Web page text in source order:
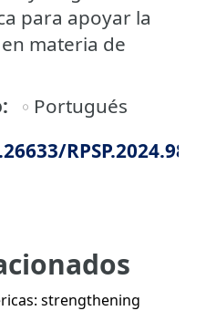
para apoyar la
materia de
Portugués
RPSP.2024.98
strengthening